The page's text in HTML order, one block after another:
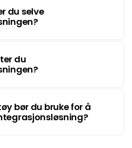
du selve
du
bør du bruke for å